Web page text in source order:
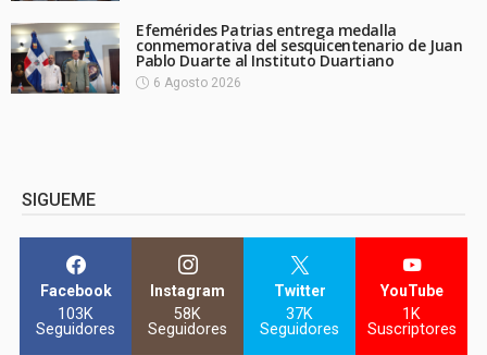
Efemérides Patrias entrega medalla
conmemorativa del sesquicentenario de Juan
Pablo Duarte al Instituto Duartiano
6 Agosto 2026
SIGUEME
Facebook
103K
Seguidores
Instagram
58K
Seguidores
Twitter
37K
Seguidores
YouTube
1K
Suscriptores